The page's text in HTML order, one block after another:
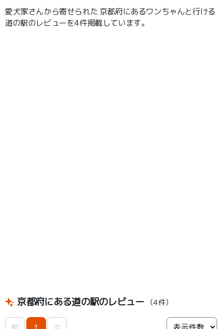
愛犬家さんから寄せられた 京都府にあるワンちゃんと行ける
道の駅のレビューを4件掲載しています。
京都府にある道の駅のレビュー （4件）